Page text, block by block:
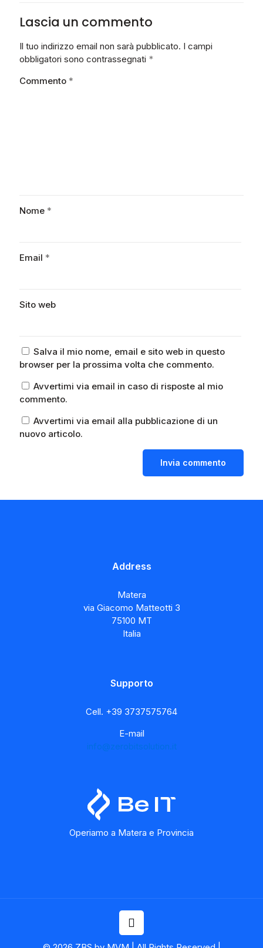
Lascia un commento
Il tuo indirizzo email non sarà pubblicato. I campi
obbligatori sono contrassegnati *
Commento *
Nome *
Email *
Sito web
Salva il mio nome, email e sito web in questo
browser per la prossima volta che commento.
Avvertimi via email in caso di risposte al mio
commento.
Avvertimi via email alla pubblicazione di un
nuovo articolo.
Address
Matera
via Giacomo Matteotti 3
75100 MT
Italia
Supporto
Cell. +39 3737575764
E-mail
info@zerobitsolution.it
Operiamo a Matera e Provincia